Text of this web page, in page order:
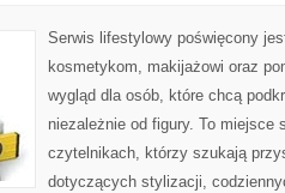
Serwis lifestylowy poświęcony
kosmetykom, makijażowi oraz
wygląd dla osób, które chcą
niezależnie od figury. To miejsce
czytelnikach, którzy szukają
dotyczących stylizacji,